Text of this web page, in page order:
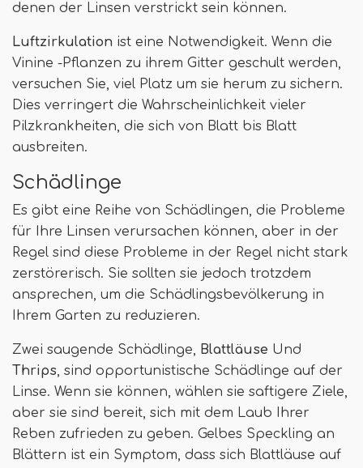
denen der Linsen verstrickt sein können.
Luftzirkulation ist eine Notwendigkeit. Wenn die
Vinine -Pflanzen zu ihrem Gitter geschult werden,
versuchen Sie, viel Platz um sie herum zu sichern.
Dies verringert die Wahrscheinlichkeit vieler
Pilzkrankheiten, die sich von Blatt bis Blatt
ausbreiten.
Schädlinge
Es gibt eine Reihe von Schädlingen, die Probleme
für Ihre Linsen verursachen können, aber in der
Regel sind diese Probleme in der Regel nicht stark
zerstörerisch. Sie sollten sie jedoch trotzdem
ansprechen, um die Schädlingsbevölkerung in
Ihrem Garten zu reduzieren.
Zwei saugende Schädlinge, Blattläuse Und
Thrips, sind opportunistische Schädlinge auf der
Linse. Wenn sie können, wählen sie saftigere Ziele,
aber sie sind bereit, sich mit dem Laub Ihrer
Reben zufrieden zu geben. Gelbes Speckling an
Blättern ist ein Symptom, dass sich Blattläuse auf